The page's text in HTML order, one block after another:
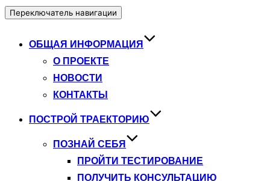
Переключатель навигации
ОБЩАЯ ИНФОРМАЦИЯ
О ПРОЕКТЕ
НОВОСТИ
КОНТАКТЫ
ПОСТРОЙ ТРАЕКТОРИЮ
ПОЗНАЙ СЕБЯ
ПРОЙТИ ТЕСТИРОВАНИЕ
ПОЛУЧИТЬ КОНСУЛЬТАЦИЮ